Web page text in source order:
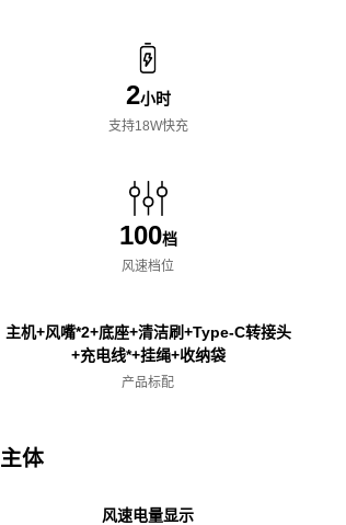
2小时
支持18W快充
100档
风速档位
主机+风嘴*2+底座+清洁刷+Type-C转接头
+充电线*+挂绳+收纳袋
产品标配
主体
风速电量显示